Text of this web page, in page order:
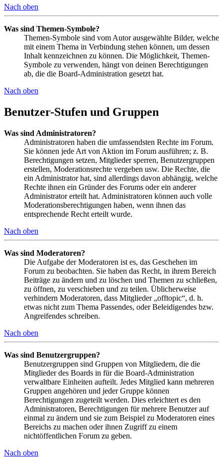
Nach oben
Was sind Themen-Symbole?
Themen-Symbole sind vom Autor ausgewählte Bilder, welche
mit einem Thema in Verbindung stehen können, um dessen
Inhalt kennzeichnen zu können. Die Möglichkeit, Themen-
Symbole zu verwenden, hängt von deinen Berechtigungen
ab, die die Board-Administration gesetzt hat.
Nach oben
Benutzer-Stufen und Gruppen
Was sind Administratoren?
Administratoren haben die umfassendsten Rechte im Forum.
Sie können jede Art von Aktion im Forum ausführen; z. B.
Berechtigungen setzen, Mitglieder sperren, Benutzergruppen
erstellen, Moderationsrechte vergeben usw. Die Rechte, die
ein Administrator hat, sind allerdings davon abhängig, welche
Rechte ihnen ein Gründer des Forums oder ein anderer
Administrator erteilt hat. Administratoren können auch volle
Moderationsberechtigungen haben, wenn ihnen das
entsprechende Recht erteilt wurde.
Nach oben
Was sind Moderatoren?
Die Aufgabe der Moderatoren ist es, das Geschehen im
Forum zu beobachten. Sie haben das Recht, in ihrem Bereich
Beiträge zu ändern und zu löschen und Themen zu schließen,
zu öffnen, zu verschieben und zu teilen. Üblicherweise
verhindern Moderatoren, dass Mitglieder „offtopic“, d. h.
etwas nicht zum Thema Passendes, oder Beleidigendes bzw.
Angreifendes schreiben.
Nach oben
Was sind Benutzergruppen?
Benutzergruppen sind Gruppen von Mitgliedern, die die
Mitglieder des Boards in für die Board-Administration
verwaltbare Einheiten aufteilt. Jedes Mitglied kann mehreren
Gruppen angehören und jeder Gruppe können
Berechtigungen zugeteilt werden. Dies erleichtert es den
Administratoren, Berechtigungen für mehrere Benutzer auf
einmal zu ändern und sie zum Beispiel zu Moderatoren eines
Bereichs zu machen oder ihnen Zugriff zu einem
nichtöffentlichen Forum zu geben.
Nach oben